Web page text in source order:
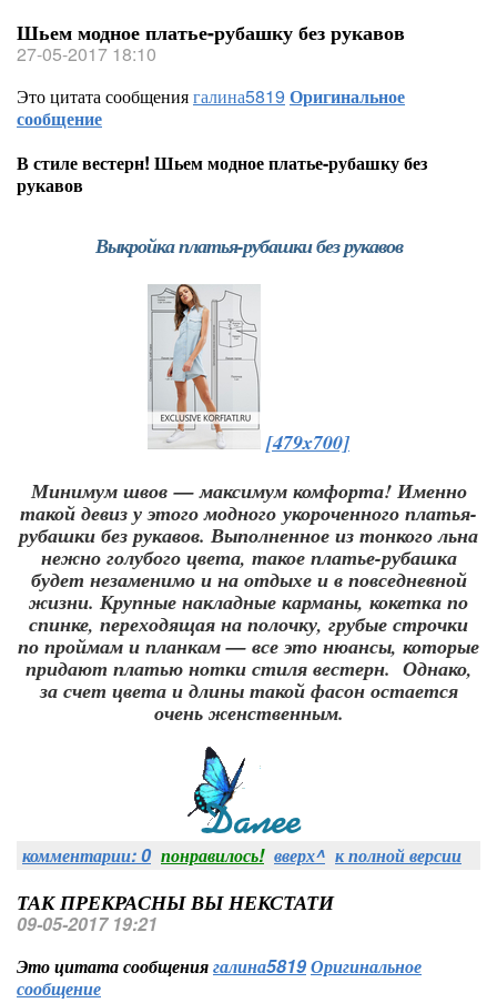
Шьем модное платье-рубашку без рукавов
27-05-2017 18:10
Это цитата сообщениягалина5819 Оригинальное
сообщение
В стиле вестерн! Шьем модное платье-рубашку без
рукавов
Выкройка платья-рубашки без рукавов
[479x700]
Минимум швов — максимум комфорта! Именно
такой девиз у этого модного укороченного платья-
рубашки без рукавов. Выполненное из тонкого льна
нежно голубого цвета, такое платье-рубашка
будет незаменимо и на отдыхе и в повседневной
жизни. Крупные накладные карманы, кокетка по
спинке, переходящая на полочку, грубые строчки
по проймам и планкам — все это нюансы, которые
придают платью нотки стиля вестерн. Однако,
за счет цвета и длины такой фасон остается
очень женственным.
комментарии: 0 понравилось! вверх^ к полной версии
ТАК ПРЕКРАСНЫ ВЫ НЕКСТАТИ
09-05-2017 19:21
Это цитата сообщениягалина5819Оригинальное
сообщение